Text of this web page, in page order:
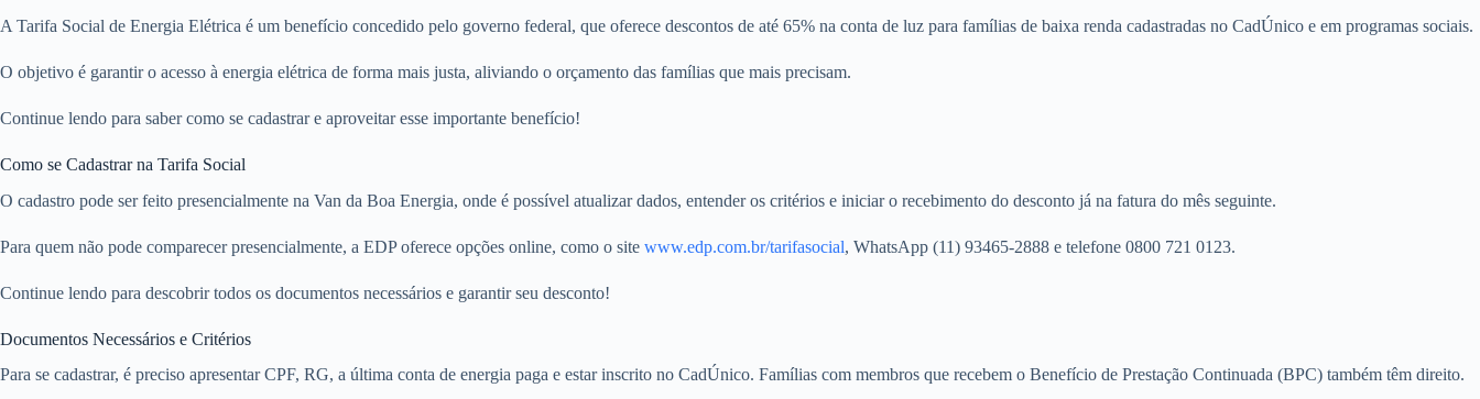
A Tarifa Social de Energia Elétrica é um benefício concedido pelo governo federal, que oferece descontos de até 65% na conta de luz para famílias de baixa renda cadastradas no CadÚnico e em programas sociais.
O objetivo é garantir o acesso à energia elétrica de forma mais justa, aliviando o orçamento das famílias que mais precisam.
Continue lendo para saber como se cadastrar e aproveitar esse importante benefício!
Como se Cadastrar na Tarifa Social
O cadastro pode ser feito presencialmente na Van da Boa Energia, onde é possível atualizar dados, entender os critérios e iniciar o recebimento do desconto já na fatura do mês seguinte.
Para quem não pode comparecer presencialmente, a EDP oferece opções online, como o site www.edp.com.br/tarifasocial, WhatsApp (11) 93465-2888 e telefone 0800 721 0123.
Continue lendo para descobrir todos os documentos necessários e garantir seu desconto!
Documentos Necessários e Critérios
Para se cadastrar, é preciso apresentar CPF, RG, a última conta de energia paga e estar inscrito no CadÚnico. Famílias com membros que recebem o Benefício de Prestação Continuada (BPC) também têm direito.